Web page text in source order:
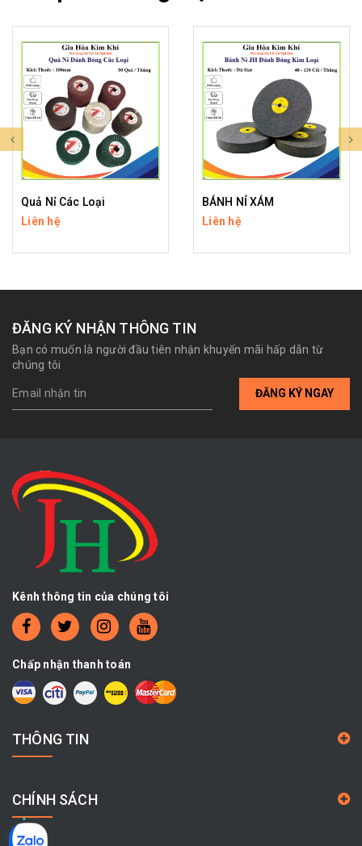
Quả Nỉ Các Loại
Liên hệ
BÁNH NỈ XÁM
Liên hệ
ĐĂNG KÝ NHẬN THÔNG TIN
Bạn có muốn là người đầu tiên nhận khuyến mãi hấp dẫn từ
chúng tôi
ĐĂNG KÝ NGAY
Kênh thông tin của chúng tôi
Chấp nhận thanh toán
THÔNG TIN
CHÍNH SÁCH